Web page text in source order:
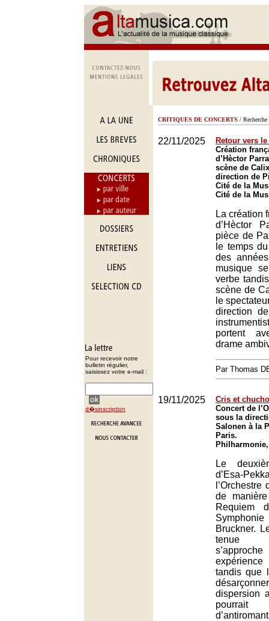
Pour recevoir notre
bulletin régulier,
saisissez votre e-mail :
d�sinscription
CRITIQUES DE CONCERTS / Recherche
22/11/2025
Retour vers
Création
d’Hèctor
scène de
direction de
Cité de la
Cité de la
La création
d’Hèctor
pièce de
le temps
des
musique
verbe
scène de
le
direction
portent
drame
Par Thomas
19/11/2025
Cris et
Concert de
sous la
Salonen à la
Paris.
Le
d’Esa-
de
Requiem
Bruckner.
tenue
tandis que
dispersion